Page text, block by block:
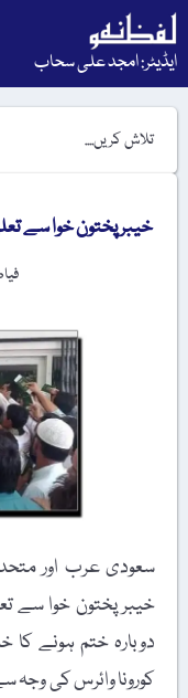
ایڈیٹر: امجد علی سحاب
خیبر پختون خوا سے
سعودی عرب اور
خیبر پختون خوا سے
دوبارہ ختم ہونے کا
کورونا وائرس کی